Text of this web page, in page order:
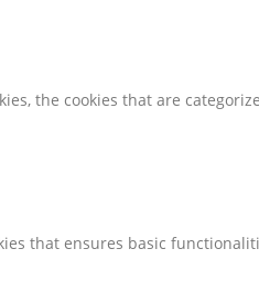
the cookies that are
that ensures basic